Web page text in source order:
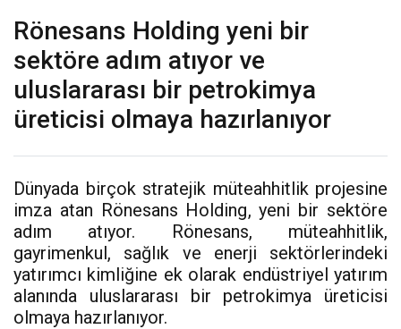
Rönesans Holding yeni bir
sektöre adım atıyor ve
uluslararası bir petrokimya
üreticisi olmaya hazırlanıyor
Dünyada birçok stratejik müteahhitlik projesine
imza atan Rönesans Holding, yeni bir sektöre
adım atıyor. Rönesans, müteahhitlik,
gayrimenkul, sağlık ve enerji sektörlerindeki
yatırımcı kimliğine ek olarak endüstriyel yatırım
alanında uluslararası bir petrokimya üreticisi
olmaya hazırlanıyor.